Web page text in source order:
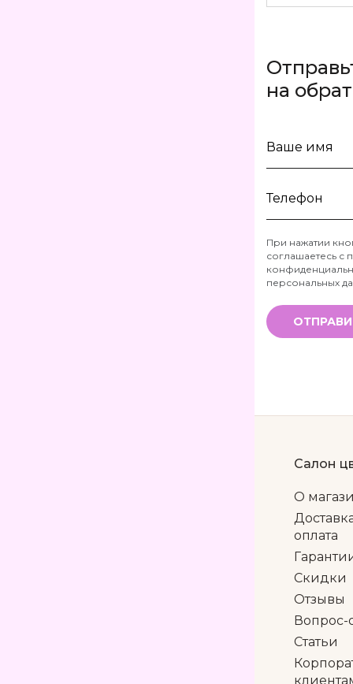
на
Ваше
Телефон
*
При нажатии
соглашаетесь с
персональных
Салон
О
оплата
Скидки
Отзывы
Вопрос-
Статьи